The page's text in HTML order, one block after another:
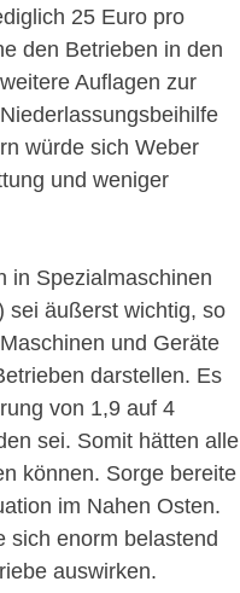
25 Euro pro
den Betrieben in den
Auflagen zur
würde sich Weber
und weniger
in Spezialmaschinen
sei äußerst wichtig, so
und Geräte
darstellen. Es
von 1,9 auf 4
sei. Somit hätten alle
können. Sorge bereite
im Nahen Osten.
sich enorm belastend
auswirken.